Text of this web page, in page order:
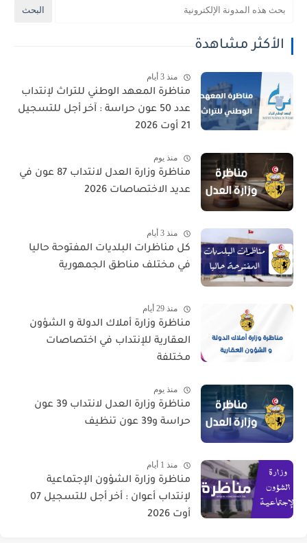
الأكثر مشاهدة
منذ 3 أيام
مناظرة المعهد الوطني للتراث لإنتداب
عدد 50 عون حراسة : آخر أجل للتسجيل
21 أوت 2026
منذ يوم
مناظرة وزارة العدل لانتداب 87 عون في
عديد الاختصاصات 2026
منذ 3 أيام
كل مناظرات البلديات المفتوحة حاليا
في مختلف مناطق الجمهورية
منذ 29 أيام
مناظرة وزارة أملاك الدولة و الشؤون
العقارية للإنتداب في اختصاصات
مختلفة
منذ يوم
مناظرة وزارة العدل لانتداب 39 عون
حراسة و39 عون تنظيف
منذ 1 أيام
مناظرة وزارة الشؤون الإجتماعية
لإنتداب أعوان : أخر أجل للتسجيل 07
أوت 2026